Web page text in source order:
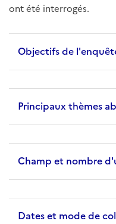
ont été interrogés.
Objectifs de
Principaux thèmes
Champ et nombre
Dates et mode de